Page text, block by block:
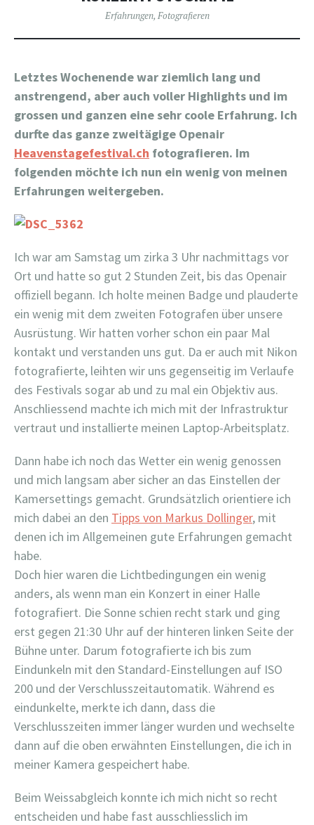
Erfahrungen, Fotografieren
Letztes Wochenende war ziemlich lang und
anstrengend, aber auch voller Highlights und im
grossen und ganzen eine sehr coole Erfahrung. Ich
durfte das ganze zweitägige Openair
Heavenstagefestival.ch fotografieren. Im
folgenden möchte ich nun ein wenig von meinen
Erfahrungen weitergeben.
Ich war am Samstag um zirka 3 Uhr nachmittags vor
Ort und hatte so gut 2 Stunden Zeit, bis das Openair
offiziell begann. Ich holte meinen Badge und plauderte
ein wenig mit dem zweiten Fotografen über unsere
Ausrüstung. Wir hatten vorher schon ein paar Mal
kontakt und verstanden uns gut. Da er auch mit Nikon
fotografierte, leihten wir uns gegenseitig im Verlaufe
des Festivals sogar ab und zu mal ein Objektiv aus.
Anschliessend machte ich mich mit der Infrastruktur
vertraut und installierte meinen Laptop-Arbeitsplatz.
Dann habe ich noch das Wetter ein wenig genossen
und mich langsam aber sicher an das Einstellen der
Kamersettings gemacht. Grundsätzlich orientiere ich
mich dabei an den Tipps von Markus Dollinger, mit
denen ich im Allgemeinen gute Erfahrungen gemacht
habe.
Doch hier waren die Lichtbedingungen ein wenig
anders, als wenn man ein Konzert in einer Halle
fotografiert. Die Sonne schien recht stark und ging
erst gegen 21:30 Uhr auf der hinteren linken Seite der
Bühne unter. Darum fotografierte ich bis zum
Eindunkeln mit den Standard-Einstellungen auf ISO
200 und der Verschlusszeitautomatik. Während es
eindunkelte, merkte ich dann, dass die
Verschlusszeiten immer länger wurden und wechselte
dann auf die oben erwähnten Einstellungen, die ich in
meiner Kamera gespeichert habe.
Beim Weissabgleich konnte ich mich nicht so recht
entscheiden und habe fast ausschliesslich im